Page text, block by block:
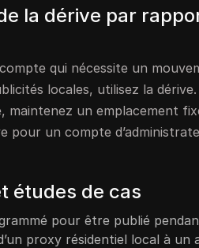
la dérive par
qui nécessite un
locales, utilisez la
un emplacement
pour un compte
études de cas
pour être publié
proxy résidentiel local à un